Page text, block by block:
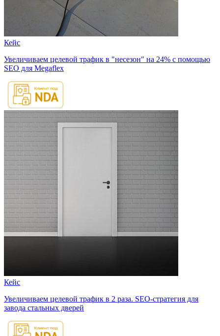
Кейс
Увеличиваем целевой трафик в "несезон" на 24% с помощью
SEO для Megaflex
Кейс
Увеличиваем целевой трафик в 2 раза. SEO-стратегия для
завода стальных дверей